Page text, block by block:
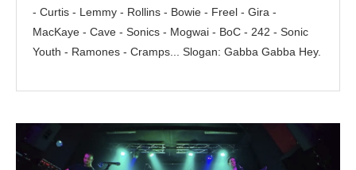
- Curtis - Lemmy - Rollins - Bowie - Freel - Gira -
MacKaye - Cave - Sonics - Mogwai - BoC - 242 - Sonic
Youth - Ramones - Cramps... Slogan: Gabba Gabba Hey.